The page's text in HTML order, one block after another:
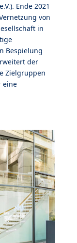
Ende 2021
von
in
Bespielung
der
Zielgruppen
eine